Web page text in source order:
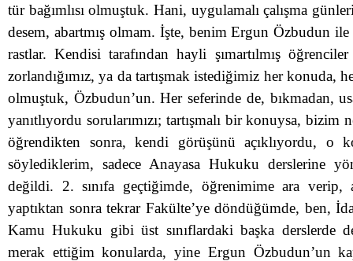
tür bağımlısı olmuştuk. Hani, uygulamalı çalışma
desem, abartmış olmam. İşte, benim Ergun Özbudun ile
rastlar. Kendisi tarafından hayli şımartılmış
zorlandığımız, ya da tartışmak istediğimiz her konuda,
olmuştuk, Özbudun’un. Her seferinde de, bıkmadan,
yanıtlıyordu sorularımızı; tartışmalı bir konuysa, bizim
öğrendikten sonra, kendi görüşünü açıklıyordu, o
söylediklerim, sadece Anayasa Hukuku derslerine
değildi. 2. sınıfa geçtiğimde, öğrenimime ara verip,
yaptıktan sonra tekrar Fakülte’ye döndüğümde, ben,
Kamu Hukuku gibi üst sınıflardaki başka derslerde
merak ettiğim konularda, yine Ergun Özbudun’un